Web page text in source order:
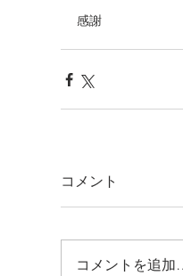
感謝
コメント
コメントを追加